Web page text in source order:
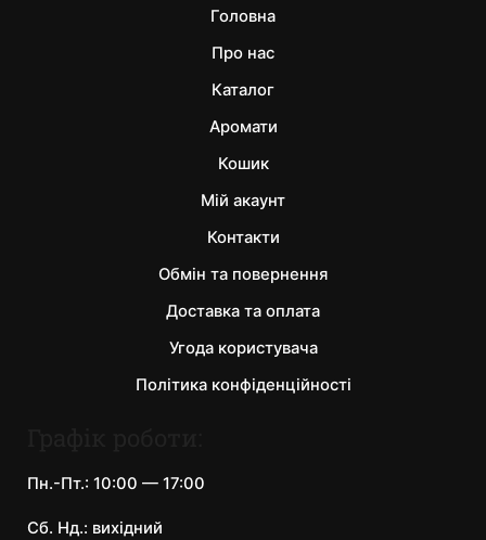
Головна
Про нас
Каталог
Аромати
Кошик
Мій акаунт
Контакти
Обмін та повернення
Доставка та оплата
Угода користувача
Політика конфіденційності
Пн.-Пт.: 10:00 — 17:00
Сб. Нд.: вихідний